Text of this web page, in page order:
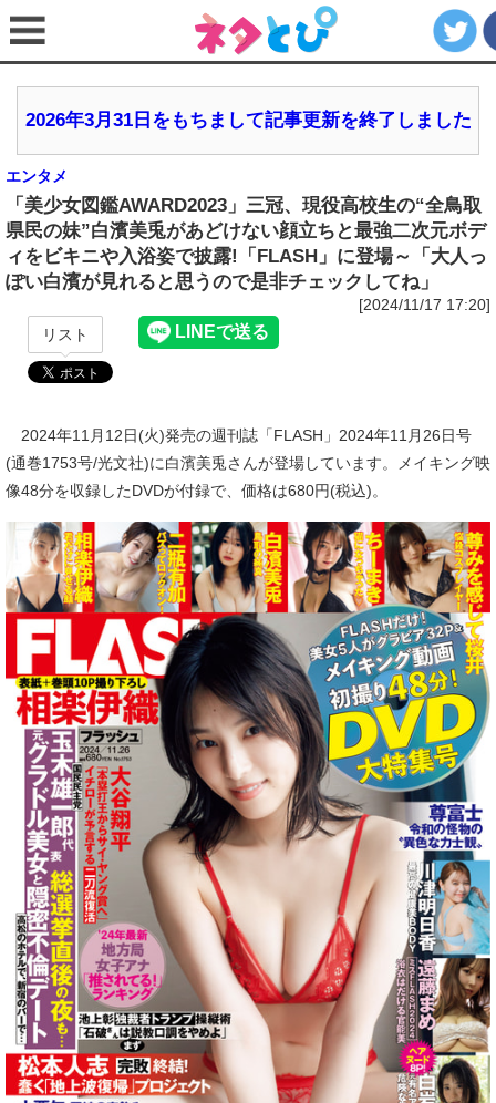
2026年3月31日をもちまして記事更新を終了しました
エンタメ
「美少女図鑑AWARD2023」三冠、現役高校生の“全鳥取
県民の妹”白濱美兎があどけない顔立ちと最強二次元ボデ
ィをビキニや入浴姿で披露!「FLASH」に登場～「大人っ
ぽい白濱が見れると思うので是非チェックしてね」
[2024/11/17 17:20]
リスト
2024年11月12日(火)発売の週刊誌「FLASH」2024年11月26日号
(通巻1753号/光文社)に白濱美兎さんが登場しています。メイキング映
像48分を収録したDVDが付録で、価格は680円(税込)。